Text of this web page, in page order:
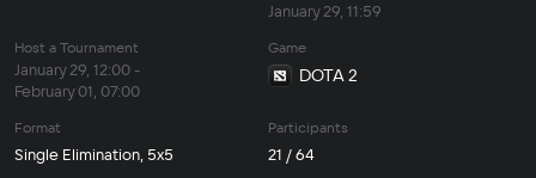
January 29, 11:59
Host a Tournament
January 29, 12:00 -
February 01, 07:00
Game
DOTA 2
Format
Single Elimination, 5x5
Participants
21 / 64